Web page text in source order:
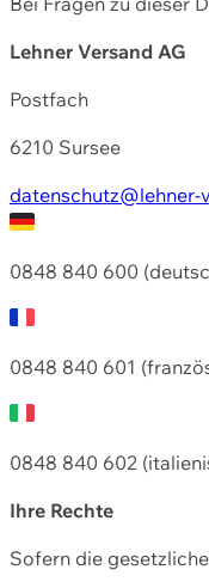
Lehner Versand AG
Postfach
6210 Sursee
datenschutz@lehner-
0848 840 600
0848 840 601
0848 840 602
Ihre Rechte
Sofern die